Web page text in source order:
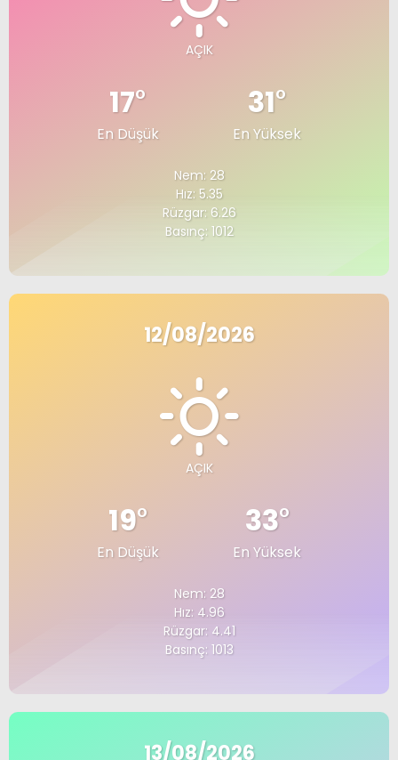
AÇIK
17°
En Düşük
31°
En Yüksek
Nem: 28
Hız: 5.35
Rüzgar: 6.26
Basınç: 1012
12/08/2026
AÇIK
19°
En Düşük
33°
En Yüksek
Nem: 28
Hız: 4.96
Rüzgar: 4.41
Basınç: 1013
13/08/2026